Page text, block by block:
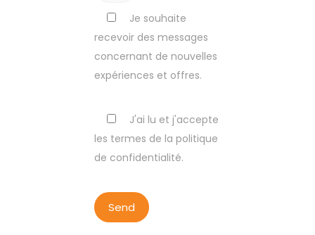
Je souhaite
recevoir des messages
concernant de nouvelles
expériences et offres.
J'ai lu et j'accepte
les termes de la politique
de confidentialité.